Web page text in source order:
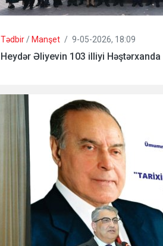
Tədbir /Manşet / 9-05-2026, 18:09
Heydər Əliyevin 103 illiyi